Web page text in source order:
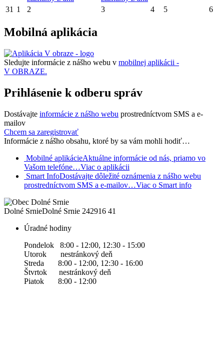
31 1 2 3 4 5 6
Mobilná aplikácia
Sledujte informácie z nášho webu v mobilnej aplikácii -
V OBRAZE.
Prihlásenie k odberu správ
Dostávajte informácie z nášho webu prostredníctvom SMS a e-
mailov
Chcem sa zaregistrovať
Informácie z nášho obsahu, ktoré by sa vám mohli hodiť…
Mobilné aplikácieAktuálne informácie od nás, priamo vo
Vašom telefóne…Viac o aplikácii
Smart InfoDostávajte dôležité oznámenia z nášho webu
prostredníctvom SMS a e-mailov…Viac o Smart info
Dolné SrnieDolné Srnie 242916 41
Úradné hodiny
Pondelok 8:00 - 12:00, 12:30 - 15:00
Utorok nestránkový deň
Streda 8:00 - 12:00, 12:30 - 16:00
Štvrtok nestránkový deň
Piatok 8:00 - 12:00